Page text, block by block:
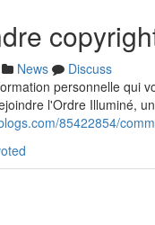
News
Discuss
personnelle qui
l'Ordre Illuminé,
85422854/